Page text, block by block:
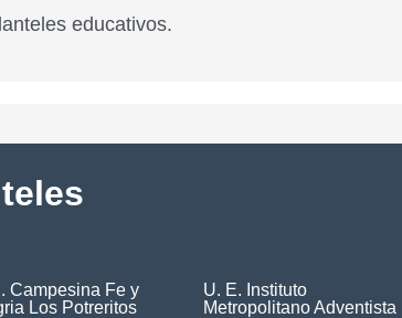
educativos.
Campesina Fe y
Los Potreritos
U. E. Instituto
Metropolitano Adventista